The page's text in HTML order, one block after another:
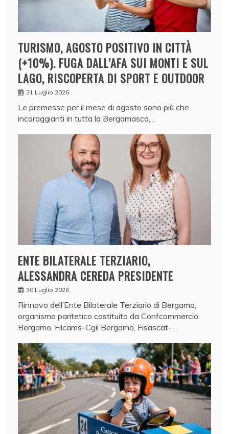
TURISMO, AGOSTO POSITIVO IN CITTÀ
(+10%). FUGA DALL’AFA SUI MONTI E SUL
LAGO, RISCOPERTA DI SPORT E OUTDOOR
31 Luglio 2026
Le premesse per il mese di agosto sono più che
incoraggianti in tutta la Bergamasca,…
ENTE BILATERALE TERZIARIO,
ALESSANDRA CEREDA PRESIDENTE
30 Luglio 2026
Rinnovo dell’Ente Bilaterale Terziario di Bergamo,
organismo paritetico costituito da Confcommercio
Bergamo, Filcams-Cgil Bergamo, Fisascat-…